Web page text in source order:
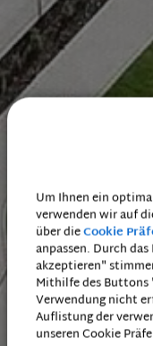
Um Ihnen ein
verwenden wir auf
über dieCookie
anpassen. Durch
akzeptieren"
Mithilfe des Buttons
Verwendung nicht
Auflistung der
unseren Cookie